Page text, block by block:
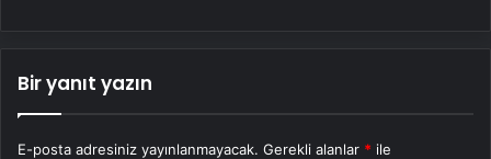
Bir yanıt yazın
E-posta adresiniz yayınlanmayacak. Gerekli alanlar * ile